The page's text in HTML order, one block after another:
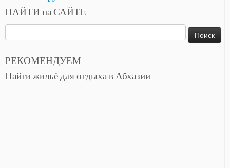
НАЙТИ на САЙТЕ
РЕКОМЕНДУЕМ
Найти жильё для отдыха в Абхазии